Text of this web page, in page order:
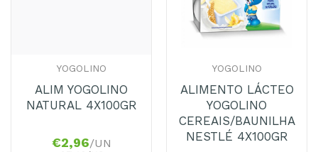
YOGOLINO
ALIM YOGOLINO
NATURAL 4X100GR
€2,96/UN
YOGOLINO
ALIMENTO LÁCTEO
YOGOLINO
CEREAIS/BAUNILHA
NESTLÉ 4X100GR